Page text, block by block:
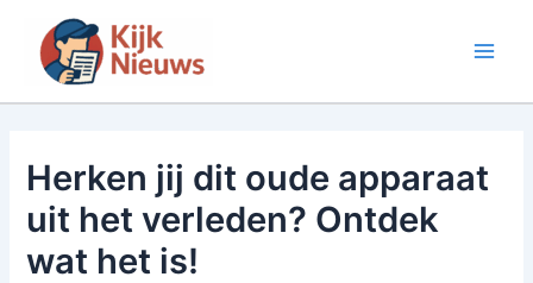
inhoud
Herken jij dit oude apparaat
uit het verleden? Ontdek
wat het is!